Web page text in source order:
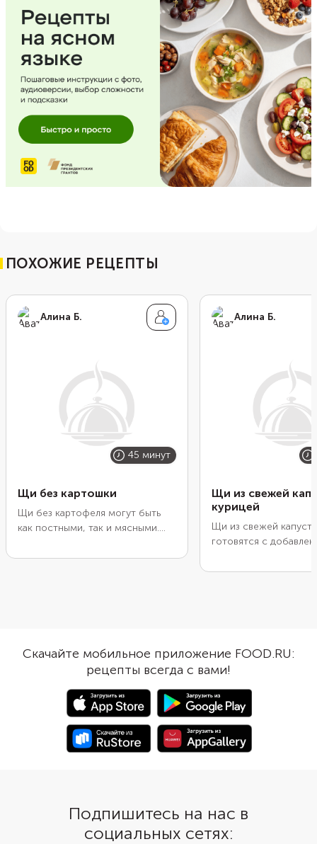
ПОХОЖИЕ РЕЦЕПТЫ
Алина Б.
45 минут
Щи без картошки
Щи без картофеля могут быть
как постными, так и мясными.
свининой или курицей. Постный
диетическим. Вместо картошки
положите в суп фасоль, кабачок,
тыкву или различные крупы,
чтобы он получился сытнее.
Этот рецепт без масла, поэтому
калорийность у него
минимальная. Подавайте готовые
щи горячими с хлебом, гренками
Алина Б.
Щи из свежей
курицей
Щи из свежей
готовятся с
разнообразных
к обеденному столу.
хочется приготовить
диетический вариант,
рекомендуется
куриной грудки. Щи
капусты,
курином бульоне,
Скачайте мобильное приложение FOOD.RU:
рецепты всегда с вами!
Подпишитесь на нас в
социальных сетях: